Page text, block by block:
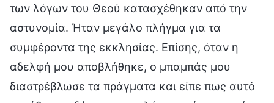
των λόγων του Θεού κατασχέθηκαν από την
αστυνομία. Ήταν μεγάλο πλήγμα για τα
συμφέροντα της εκκλησίας. Επίσης, όταν η
αδελφή μου αποβλήθηκε, ο μπαμπάς μου
διαστρέβλωσε τα πράγματα και είπε πως αυτό